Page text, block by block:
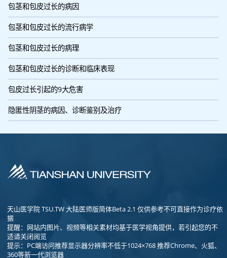
包茎和包皮过长的病因
包茎和包皮过长的流行病学
包茎和包皮过长的病理
包茎和包皮过长的诊断和临床表现
包皮过长引起的9大危害
隐匿性阴茎的病因、诊断鉴别及治疗
天山医学院 TSU.TW 大陆医师版简体Beta 2.1 仅供参考不可直接作为诊疗依
据
提醒：网站内图片、视频等相关素材均基于医学视角提供，若引起您的不
适请关闭阅览
提示：PC端访问推荐显示器分辨率不低于1024×768 推荐Chrome、火狐、
360等新一代浏览器